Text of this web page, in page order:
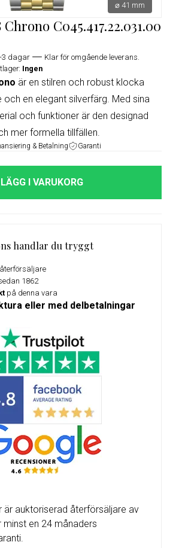
⌀ 41 mm
C045.417.22.031.00
3 dagar
Klar för omgående leverans.
Ingen
är en stilren och robust klocka
och en elegant silverfärg. Med sina
och funktioner är den designad
mer formella tillfällen.
& Betalning Garanti
LÄGG I VARUKORG
handlar du tryggt
1862
på denna vara
eller med delbetalningar
är auktoriserad återförsäljare av
minst en 24 månaders